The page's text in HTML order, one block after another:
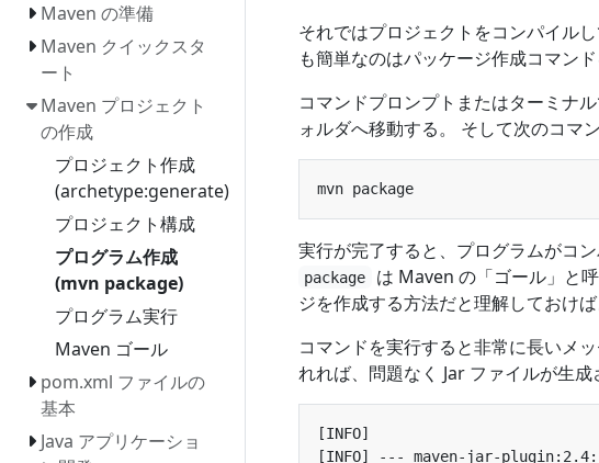
Maven の準備
Maven クイックスタ
ート
Maven プロジェクト
の作成
プロジェクト作成
(archetype:generate)
プロジェクト構成
プログラム作成
(mvn package)
プログラム実行
Maven ゴール
pom.xml ファイルの
基本
Java アプリケーショ
それではプロジェクトをコンパイル
も簡単なのはパッケージ作成コマンド
コマンドプロンプトまたはターミナ
ォルダへ移動する。 そして次のコマ
実行が完了すると、プログラムがコ
package は Maven の「ゴール」と
ジを作成する方法だと理解しておけば
コマンドを実行すると非常に長いメ
れれば、問題なく Jar ファイルが生成